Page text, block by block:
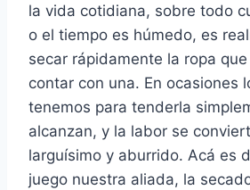
la vida cotidiana, sobre todo
o el tiempo es húmedo, es
secar rápidamente la ropa
contar con una. En ocasiones
tenemos para tenderla
alcanzan, y la labor se
larguísimo y aburrido. Acá es
juego nuestra aliada, la